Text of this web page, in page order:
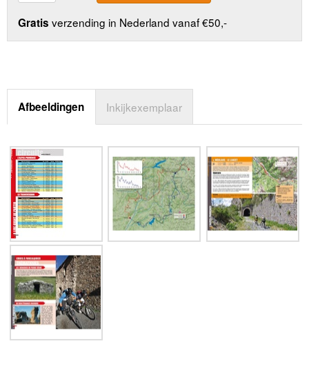
Gratis verzending in Nederland vanaf €50,-
Afbeeldingen Inkijkexemplaar